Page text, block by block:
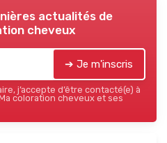
actualités de
cheveux
➔ Je m'inscris
j’accepte d’être contacté(e) à
coloration cheveux et ses